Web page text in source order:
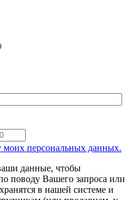
моих персональных данных.
данные, чтобы
поводу Вашего запроса или
в нашей системе и